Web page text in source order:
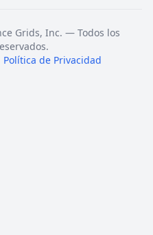
Grids, Inc. — Todos los
Política de Privacidad